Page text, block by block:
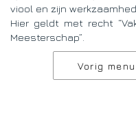
viool en zijn
Hier geldt met recht
Meesterschap”.
Vorig menu